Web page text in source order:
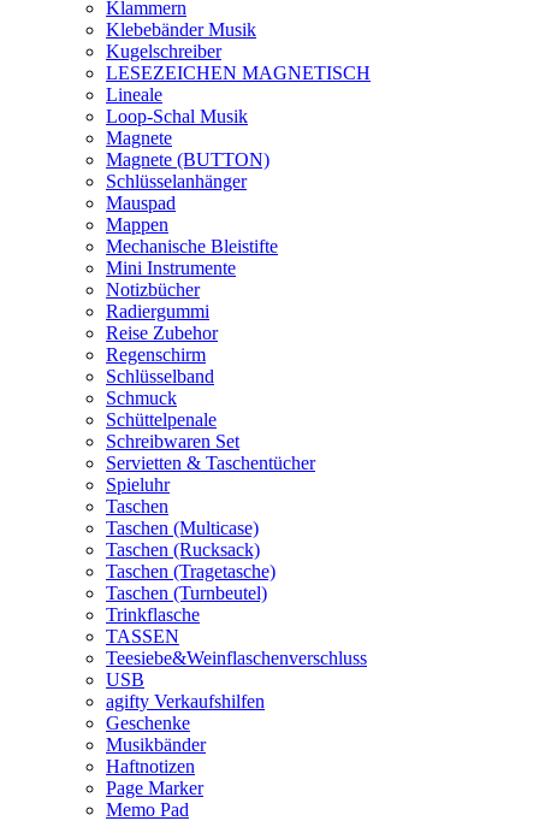
Klammern
Klebebänder Musik
Kugelschreiber
LESEZEICHEN MAGNETISCH
Lineale
Loop-Schal Musik
Magnete
Magnete (BUTTON)
Schlüsselanhänger
Mauspad
Mappen
Mechanische Bleistifte
Mini Instrumente
Notizbücher
Radiergummi
Reise Zubehor
Regenschirm
Schlüsselband
Schmuck
Schüttelpenale
Schreibwaren Set
Servietten & Taschentücher
Spieluhr
Taschen
Taschen (Multicase)
Taschen (Rucksack)
Taschen (Tragetasche)
Taschen (Turnbeutel)
Trinkflasche
TASSEN
Teesiebe&Weinflaschenverschluss
USB
agifty Verkaufshilfen
Geschenke
Musikbänder
Haftnotizen
Page Marker
Memo Pad